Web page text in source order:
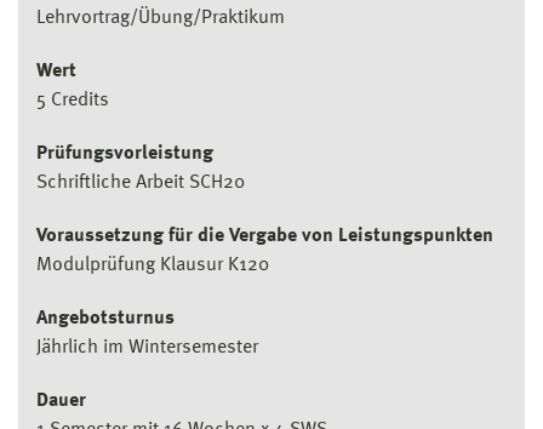
Lehrvortrag/Übung/Praktikum
Wert
5 Credits
Prüfungsvorleistung
Schriftliche Arbeit SCH20
Voraussetzung für die Vergabe von Leistungspunkten
Modulprüfung Klausur K120
Angebotsturnus
Jährlich im Wintersemester
Dauer